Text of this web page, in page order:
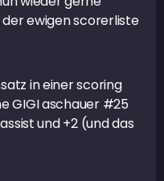
ewigen scorerliste
in einer scoring
GIGI aschauer #25
und +2 (und das